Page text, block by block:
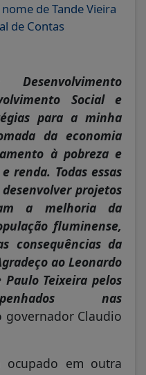
de Tande Vieira
de Contas
Social e
para a minha
da economia
à pobreza e
renda. Todas essas
projetos
a melhoria da
fluminense,
consequências da
ao Leonardo
Teixeira pelos
nas
Claudio
ocupado em outra